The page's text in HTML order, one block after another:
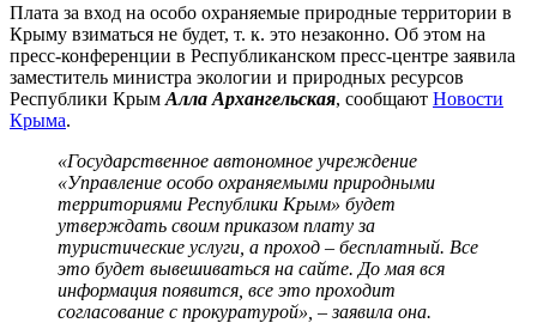
Плата за вход на особо охраняемые природные территории в
Крыму взиматься не будет, т. к. это незаконно. Об этом на
пресс-конференции в Республиканском пресс-центре заявила
заместитель министра экологии и природных ресурсов
Республики Крым Алла Архангельская, сообщают Новости
Крыма.
«Государственное автономное учреждение
«Управление особо охраняемыми природными
территориями Республики Крым» будет
утверждать своим приказом плату за
туристические услуги, а проход – бесплатный. Все
это будет вывешиваться на сайте. До мая вся
информация появится, все это проходит
согласование с прокуратурой», – заявила она.